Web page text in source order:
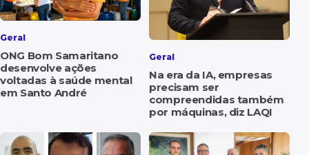
Geral
ONG Bom Samaritano
desenvolve ações
voltadas à saúde mental
em Santo André
Geral
Na era da IA, empresas
precisam ser
compreendidas também
por máquinas, diz LAQI